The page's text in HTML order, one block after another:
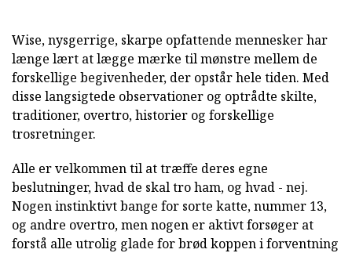
Wise, nysgerrige, skarpe opfattende mennesker har
længe lært at lægge mærke til mønstre mellem de
forskellige begivenheder, der opstår hele tiden. Med
disse langsigtede observationer og optrådte skilte,
traditioner, overtro, historier og forskellige
trosretninger.
Alle er velkommen til at træffe deres egne
beslutninger, hvad de skal tro ham, og hvad - nej.
Nogen instinktivt bange for sorte katte, nummer 13,
og andre overtro, men nogen er aktivt forsøger at
forstå alle utrolig glade for brød koppen i forventning